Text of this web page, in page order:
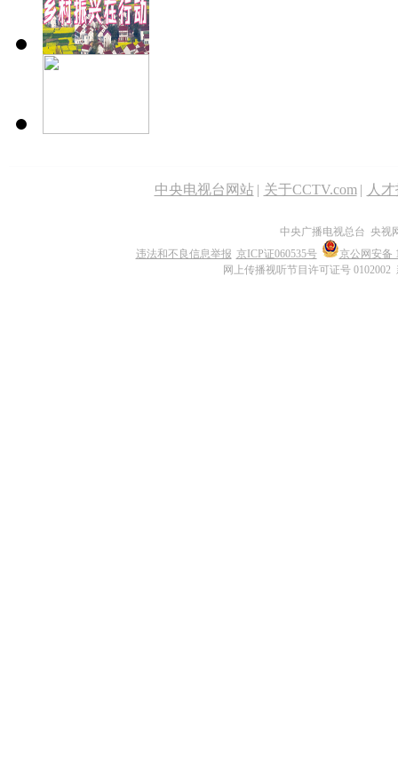
中央电视台网站 | 关于CCTV.com | 人
中央广播电视总台 央视
违法和不良信息举报 京ICP证060535号
京公网安备
网上传播视听节目许可证号 0102002